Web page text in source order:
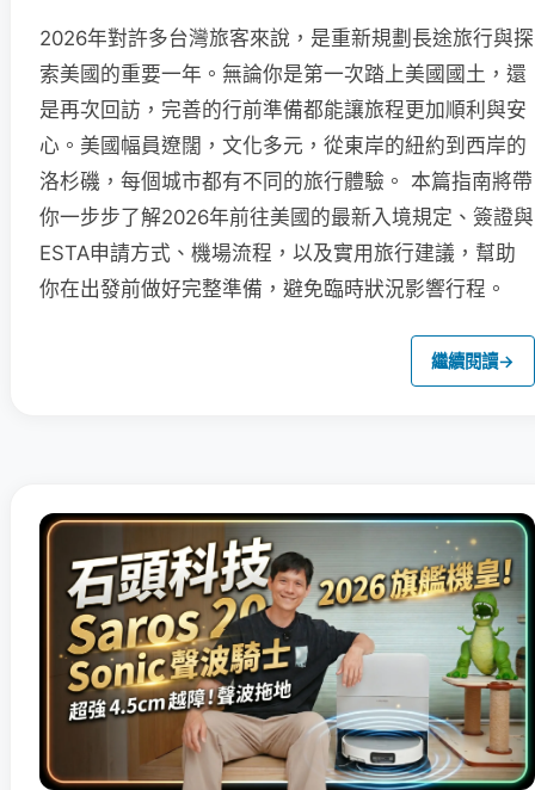
2026年對許多台灣旅客來說，是重新規劃長途旅行與探
索美國的重要一年。無論你是第一次踏上美國國土，還
是再次回訪，完善的行前準備都能讓旅程更加順利與安
心。美國幅員遼闊，文化多元，從東岸的紐約到西岸的
洛杉磯，每個城市都有不同的旅行體驗。 本篇指南將帶
你一步步了解2026年前往美國的最新入境規定、簽證與
ESTA申請方式、機場流程，以及實用旅行建議，幫助
你在出發前做好完整準備，避免臨時狀況影響行程。
繼續閱讀→